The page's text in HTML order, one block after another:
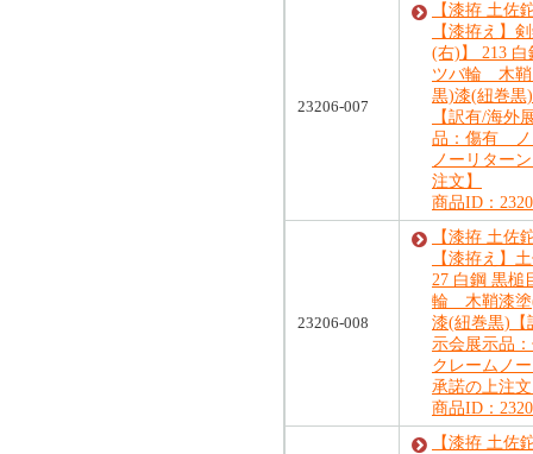
23206-007
【漆拵 土
【漆拵え】
(右)】 213
ツバ輪 木
黒)漆(紐巻黒
【訳有/海外
品：傷有 ノ
ノーリター
注文】
商品ID：
23206-008
【漆拵 土
【漆拵え】
27 白鋼 黒槌
輪 木鞘漆
漆(紐巻黒)【
示会展示品
クレームノ
承諾の上注
商品ID：
【漆拵 土